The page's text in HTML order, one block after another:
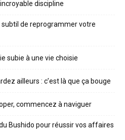
discipline
subtil de reprogrammer votre
subie à une vie choisie
ailleurs : c’est là que ça bouge
commencez à naviguer
Bushido pour réussir vos affaires